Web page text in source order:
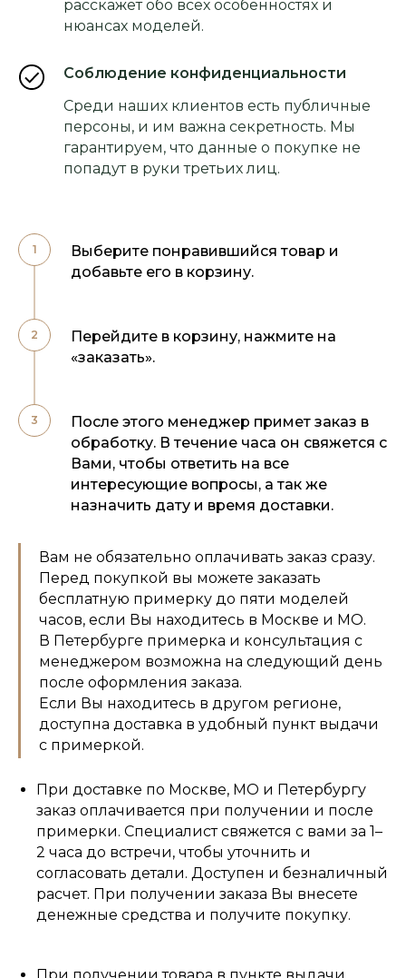
расскажет обо всех особенностях и
нюансах моделей.
Соблюдение конфиденциальности
Среди наших клиентов есть публичные
персоны, и им важна секретность. Мы
гарантируем, что данные о покупке не
попадут в руки третьих лиц.
Выберите понравившийся товар и
добавьте его в корзину.
Перейдите в корзину, нажмите на
«заказать».
После этого менеджер примет заказ в
обработку. В течение часа он свяжется с
Вами, чтобы ответить на все
интересующие вопросы, а так же
назначить дату и время доставки.
Вам не обязательно оплачивать заказ сразу.
Перед покупкой вы можете заказать
бесплатную примерку до пяти моделей
часов, если Вы находитесь в Москве и МО.
В Петербурге примерка и консультация с
менеджером возможна на следующий день
после оформления заказа.
Если Вы находитесь в другом регионе,
доступна доставка в удобный пункт выдачи
с примеркой.
При доставке по Москве, МО и Петербургу
заказ оплачивается при получении и после
примерки. Специалист свяжется с вами за 1–
2 часа до встречи, чтобы уточнить и
согласовать детали. Доступен и безналичный
расчет. При получении заказа Вы внесете
денежные средства и получите покупку.